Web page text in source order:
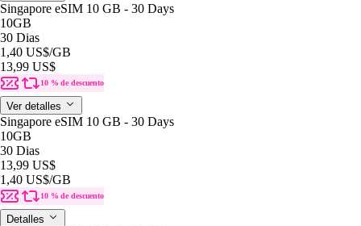
Singapore eSIM 10 GB - 30 Days
10GB
30 Dias
1,40 US$/GB
13,99 US$
10 % de descuento
Ver detalles
Singapore eSIM 10 GB - 30 Days
10GB
30 Dias
13,99 US$
1,40 US$/GB
10 % de descuento
Detalles